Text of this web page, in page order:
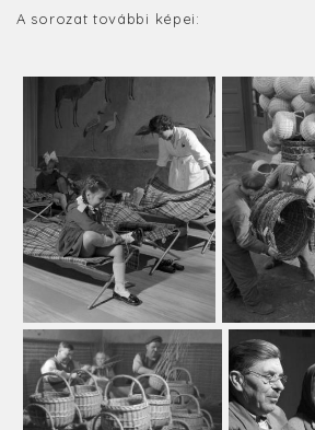
A sorozat további képei: